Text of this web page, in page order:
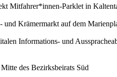
Mitfahrer*innen-Parklet in
und Krämermarkt auf dem
Informations- und
des Bezirksbeirats Süd